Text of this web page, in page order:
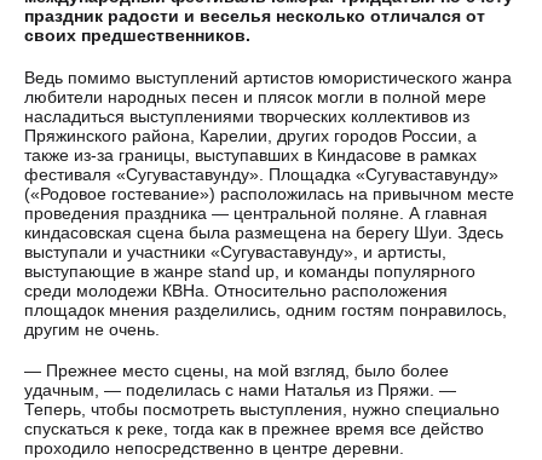
праздник радости и веселья несколько отличался от
своих предшественников.
Ведь помимо выступлений артистов юмористического жанра
любители народных песен и плясок могли в полной мере
насладиться выступлениями творческих коллективов из
Пряжинского района, Карелии, других городов России, а
также из-за границы, выступавших в Киндасове в рамках
фестиваля «Сугуваставунду». Площадка «Сугуваставунду»
(«Родовое гостевание») расположилась на привычном месте
проведения праздника — центральной поляне. А главная
киндасовская сцена была размещена на берегу Шуи. Здесь
выступали и участники «Сугуваставунду», и артисты,
выступающие в жанре stand up, и команды популярного
среди молодежи КВНа. Относительно расположения
площадок мнения разделились, одним гостям понравилось,
другим не очень.
— Прежнее место сцены, на мой взгляд, было более
удачным, — поделилась с нами Наталья из Пряжи. —
Теперь, чтобы посмотреть выступления, нужно специально
спускаться к реке, тогда как в прежнее время все действо
проходило непосредственно в центре деревни.